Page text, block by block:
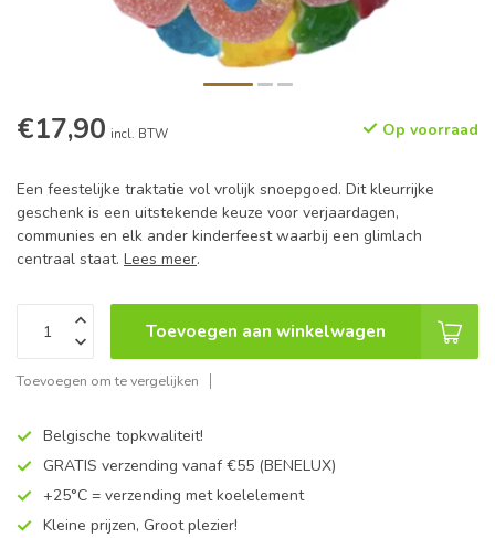
€17,90 incl. BTW Op voorraad
Een feestelijke traktatie vol vrolijk snoepgoed. Dit kleurrijke
geschenk is een uitstekende keuze voor verjaardagen,
communies en elk ander kinderfeest waarbij een glimlach
centraal staat. Lees meer.
Toevoegen aan winkelwagen
Toevoegen om te vergelijken
Belgische topkwaliteit!
GRATIS verzending vanaf €55 (BENELUX)
+25°C = verzending met koelelement
Kleine prijzen, Groot plezier!